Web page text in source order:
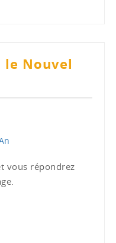
le Nouvel
vous répondrez